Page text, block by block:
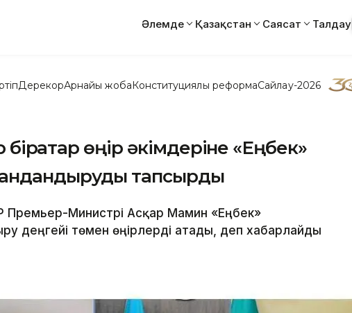
Әлемде Қазақстан Саясат Талдау
ДерекқорАрнайы жобаКонституциялық реформаСайлау-2026
өңір әкімдеріне «Еңбек»
тапсырды
Премьер-Министрі Асқар Мамин «Еңбек»
деңгейі төмен өңірлерді атады, деп хабарлайды